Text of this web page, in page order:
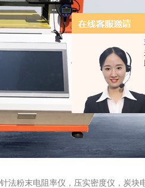
实密度仪，炭块电阻率测定仪，振实密度仪，比表面积测试仪，